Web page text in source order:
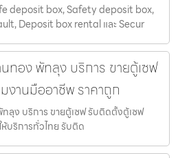
deposit box, Safety deposit box,
Deposit box rental และ Secur
ทอง พัทลุง บริการ ขายตู้เซฟ
านมืออาชีพ ราคาถูก
ลุง บริการ ขายตู้เซฟ รับติดตั้งตู้เซฟ
บริการทั่วไทย รับติด